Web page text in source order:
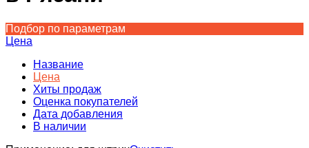
Подбор по параметрам
Цена
Название
Цена
Хиты продаж
Оценка покупателей
Дата добавления
В наличии